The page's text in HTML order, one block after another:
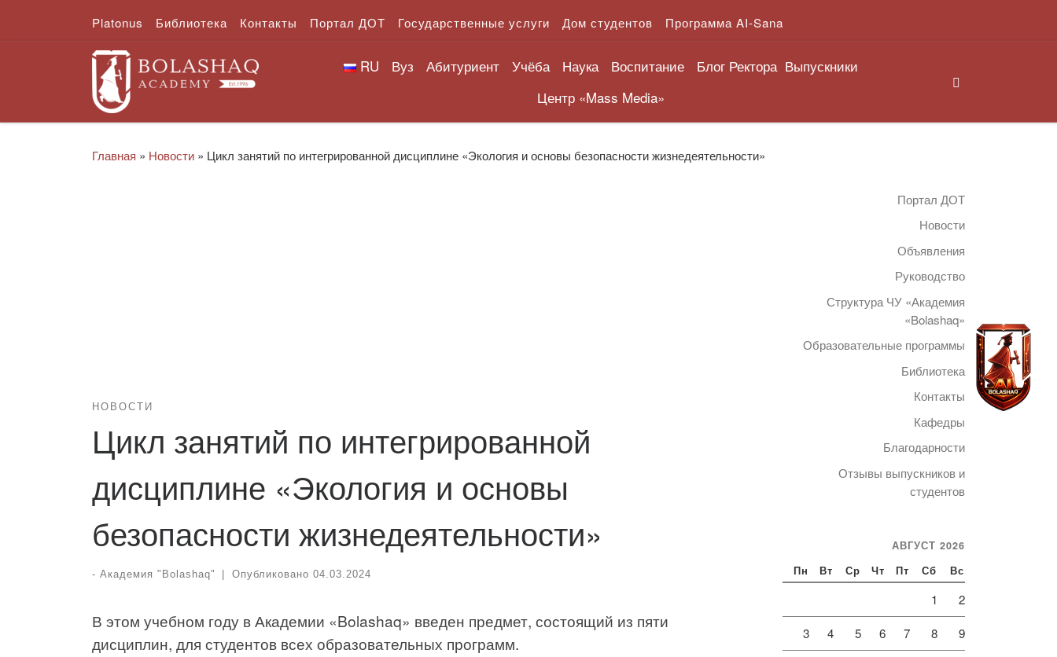
Перейти к содержимому
Platonus Библиотека Контакты Портал ДОТ Государственные услуги Дом студентов Программа AI-Sana
RU Вуз Абитуриент Учёба Наука Воспитание Блог Ректора Выпускники
Центр «Mass Media»
Главная » Новости » Цикл занятий по интегрированной дисциплине «Экология и основы безопасности жизнедеятельности»
НОВОСТИ
Цикл занятий по интегрированной
дисциплине «Экология и основы
безопасности жизнедеятельности»
- Академия "Bolashaq" Опубликовано 04.03.2024
В этом учебном году в Академии «Bolashaq» введен предмет, состоящий из пяти
дисциплин, для студентов всех образовательных программ.
Портал ДОТ
Новости
Объявления
Руководство
Структура ЧУ «Академия
«Bolashaq»
Образовательные программы
Библиотека
Контакты
Кафедры
Благодарности
Отзывы выпускников и
студентов
АВГУСТ 2026
Пн Вт Ср Чт Пт Сб Вс
1 2
3 4 5 6 7 8 9